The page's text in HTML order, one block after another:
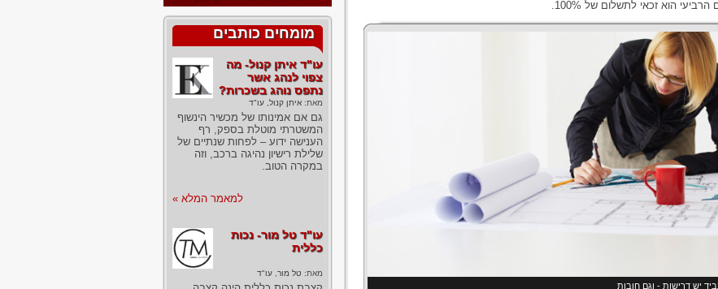
הרביעי הוא זכאי לתשלום של 100%.
יש דרישות - וגם חובות
מומחים כותבים
עו"ד איתן קנול- מה
צפוי לנהג אשר
נתפס נוהג בשכרות?
מאת: איתן קנול, עו"ד
גם אם אמינותו של מכשיר הינשוף
המשטרתי מוטלת בספק, רף
הענישה ידוע – לפחות שנתיים של
שלילת רישיון נהיגה ברכב, וזה
במקרה הטוב.
למאמר המלא »
עו"ד טל מור- נכות
כללית
מאת: טל מור, עו"ד